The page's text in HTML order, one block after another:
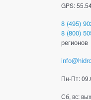
GPS:
8 (495)
8 (800)
регионов
Пн-Пт:
Сб, вс: